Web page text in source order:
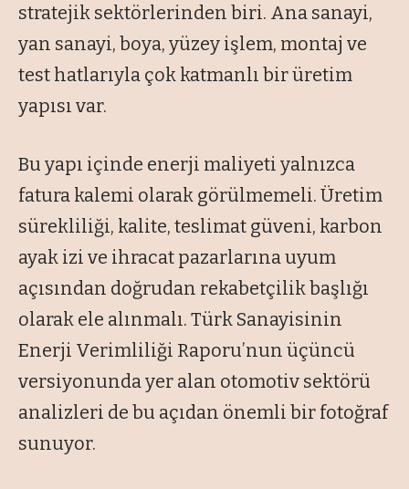
stratejik sektörlerinden biri. Ana sanayi,
yan sanayi, boya, yüzey işlem, montaj ve
test hatlarıyla çok katmanlı bir üretim
yapısı var.
Bu yapı içinde enerji maliyeti yalnızca
fatura kalemi olarak görülmemeli. Üretim
sürekliliği, kalite, teslimat güveni, karbon
ayak izi ve ihracat pazarlarına uyum
açısından doğrudan rekabetçilik başlığı
olarak ele alınmalı. Türk Sanayisinin
Enerji Verimliliği Raporu’nun üçüncü
versiyonunda yer alan otomotiv sektörü
analizleri de bu açıdan önemli bir fotoğraf
sunuyor.